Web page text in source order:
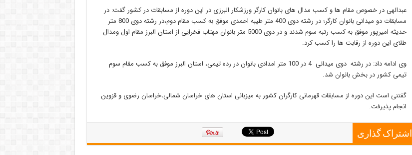
عبدالهی در خصوص مقام ها و کسب مدال های بانوان کارگر ورزشکار البرزی در این دوره از مسابقات در کشور گفت: در
مسابقات دو میدانی بانوان کارگر؛ در رشته دوی 400 متر طیبه احمدی موفق به کسب مقام دوم،در رشته دوی 800 متر
حدیثه امیرپور موفق به کسب رتبه سوم شدند و در دوی 5000 متر بانوان مهتاب فخرایی از استان البرز مقام اول ومدال
طلای این دوره از رقابت ها را کسب کرد.
وی ادامه داد: در رشته دوی میدانی 4 در 100 متر امدادی بانوان در رده تیمی، استان البرز موفق به کسب مقام سوم
تیمی کشور در بخش بانوان شد.
گفتنی است این دوره از مسابقات قهرمانی کارگران کشور به میزبانی استان های خراسان شمالی،خراسان رضوی و قزوین
انجام پذیرفت.
اشتراک گذاری